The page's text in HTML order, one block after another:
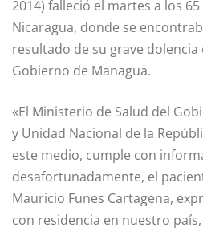
2014) falleció el martes a los
Nicaragua, donde se
resultado de su grave
Gobierno de Managua.
«El Ministerio de Salud del
y Unidad Nacional de la
este medio, cumple con
desafortunadamente, el
Mauricio Funes Cartagena,
con residencia en nuestro